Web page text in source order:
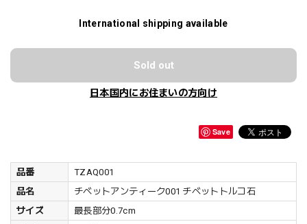
International shipping available
Sold out
日本国内にお住まいの方向け
Save
品番
TZAQ001
品名
チベットアンティーク001 チベットトルコ石
サイズ
最長部分0.7cm